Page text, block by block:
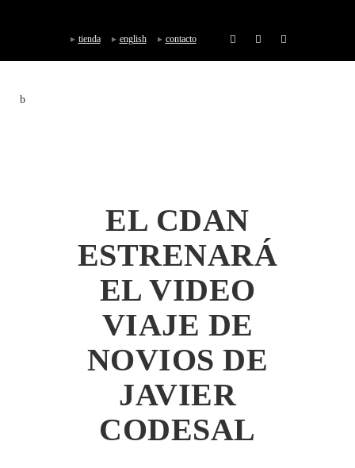
tienda english contacto
EL CDAN
ESTRENARÁ
EL VIDEO
VIAJE DE
NOVIOS DE
JAVIER
CODESAL